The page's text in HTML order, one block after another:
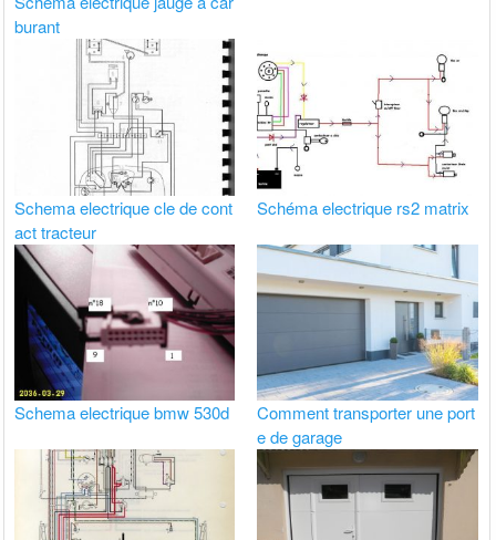
burant
Schema electrique cle de cont
act tracteur
Schéma electrique rs2 matrix
Schema electrique bmw 530d
Comment transporter une port
e de garage